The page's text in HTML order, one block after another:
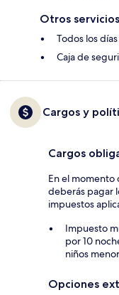
Otros
Todos los días
Caja de
Cargos y
Cargos
En el
deberás pagar
impuestos
Impuesto
por 10
niños
Opciones